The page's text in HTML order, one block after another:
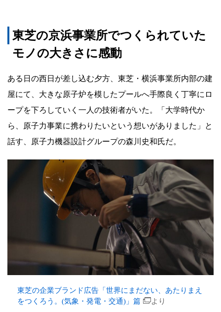
成
長
た
い
～
理
念
ス
Toshiba
～
東芝の京浜事業所でつくられていた
モノの大きさに感動
ある日の西日が差し込む夕方、東芝・横浜事業所内部の建
屋にて、大きな原子炉を模したプールへ手際良く丁寧にロ
ープを下ろしていく一人の技術者がいた。「大学時代か
ら、原子力事業に携わりたいという想いがありました」と
話す、原子力機器設計グループの森川史和氏だ。
東芝の企業ブランド広告「世界にまだない、あたりまえ
をつくろう。(気象・発電・交通)」篇
より